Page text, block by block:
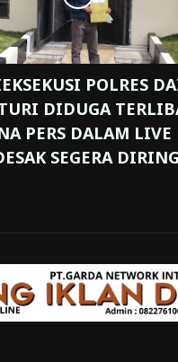
POLRES
DIDUGA
PERS DALAM LIVE
SEGERA